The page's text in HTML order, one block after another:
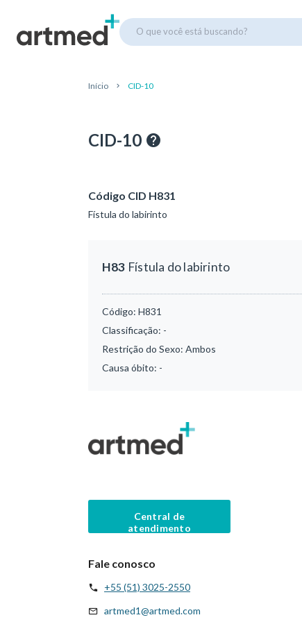
O que você está buscando?
Início CID-10
CID-10
Código CID H831
Fístula do labirinto
H83 Fístula do labirinto
Código: H831
Classificação: -
Restrição do Sexo: Ambos
Causa óbito: -
Central de
atendimento
Fale conosco
+55 (51) 3025-2550
artmed1@artmed.com